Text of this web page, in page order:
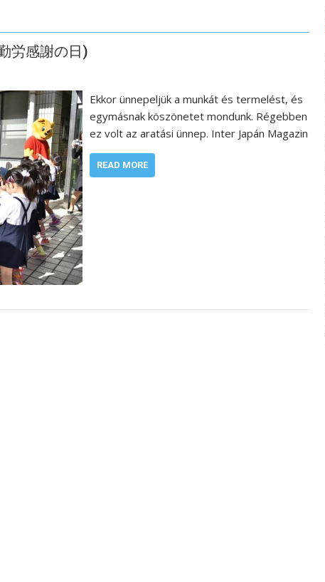
労感謝の日)
Ekkor ünnepeljük a munkát és termelést, és
egymásnak köszönetet mondunk. Régebben
ez volt az aratási ünnep. Inter Japán Magazin
READ MORE